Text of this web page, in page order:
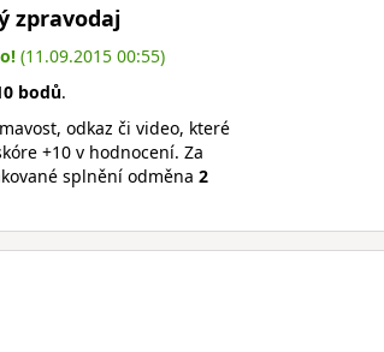
zpravodaj
(11.09.2015 00:55)
bodů.
odkaz či video, které
+10 v hodnocení. Za
splnění odměna 2